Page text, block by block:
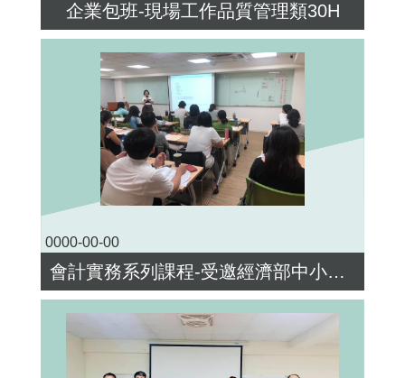
企業包班-現場工作品質管理類30H
0000-00-00
會計實務系列課程-受邀經濟部中小企業處 聯輔中心